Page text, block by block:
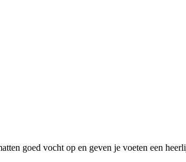
goed vocht op en geven je voeten een